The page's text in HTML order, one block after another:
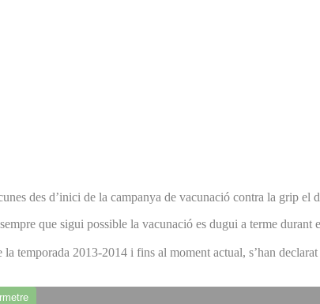
des d’inici de la campanya de vacunació contra la grip el
que sigui possible la vacunació es dugui a terme durant
temporada 2013-2014 i fins al moment actual, s’han declarat